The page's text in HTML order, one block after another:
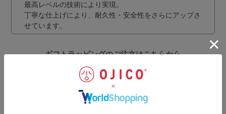
最高レベルの技術により実現。
丁寧な仕上げにより、耐久性・安全性をさらにアップさ
せています。
ギフトラッピングのご注文はこちらから